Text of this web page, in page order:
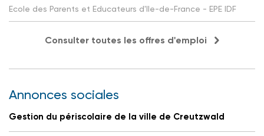
Ecole des Parents et Educateurs d'Ile-de-France - EPE IDF
Consulter toutes les offres d'emploi
Annonces sociales
Gestion du périscolaire de la ville de Creutzwald